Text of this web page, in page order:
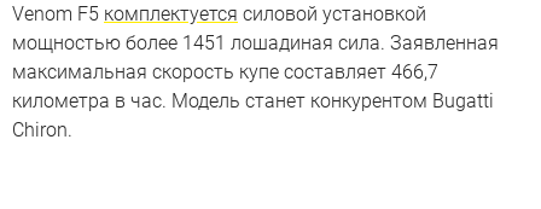
Venom F5 комплектуется силовой установкой
мощностью более 1451 лошадиная сила. Заявленная
максимальная скорость купе составляет 466,7
километра в час. Модель станет конкурентом Bugatti
Chiron.